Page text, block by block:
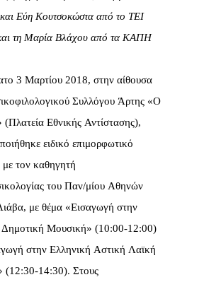
Εύη Κουτσοκώστα από το ΤΕΙ
τη Μαρία Βλάχου από τα ΚΑΠΗ
3 Μαρτίου 2018, στην αίθουσα
Συλλόγου Άρτης «Ο
Εθνικής Αντίστασης),
ειδικό επιμορφωτικό
με τον καθηγητή
του Παν/μίου Αθηνών
με θέμα «Εισαγωγή στην
Δημοτική Μουσική» (10:00-12:00)
στην Ελληνική Αστική Λαϊκή
(12:30-14:30). Στους